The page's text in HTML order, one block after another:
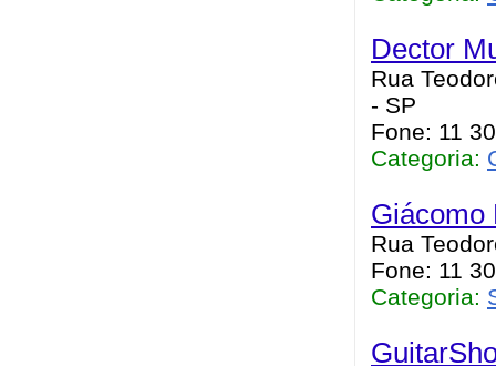
Dector
Rua
- SP
Fone: 11
Categoria:
Giácomo
Rua
Fone: 11
Categoria: